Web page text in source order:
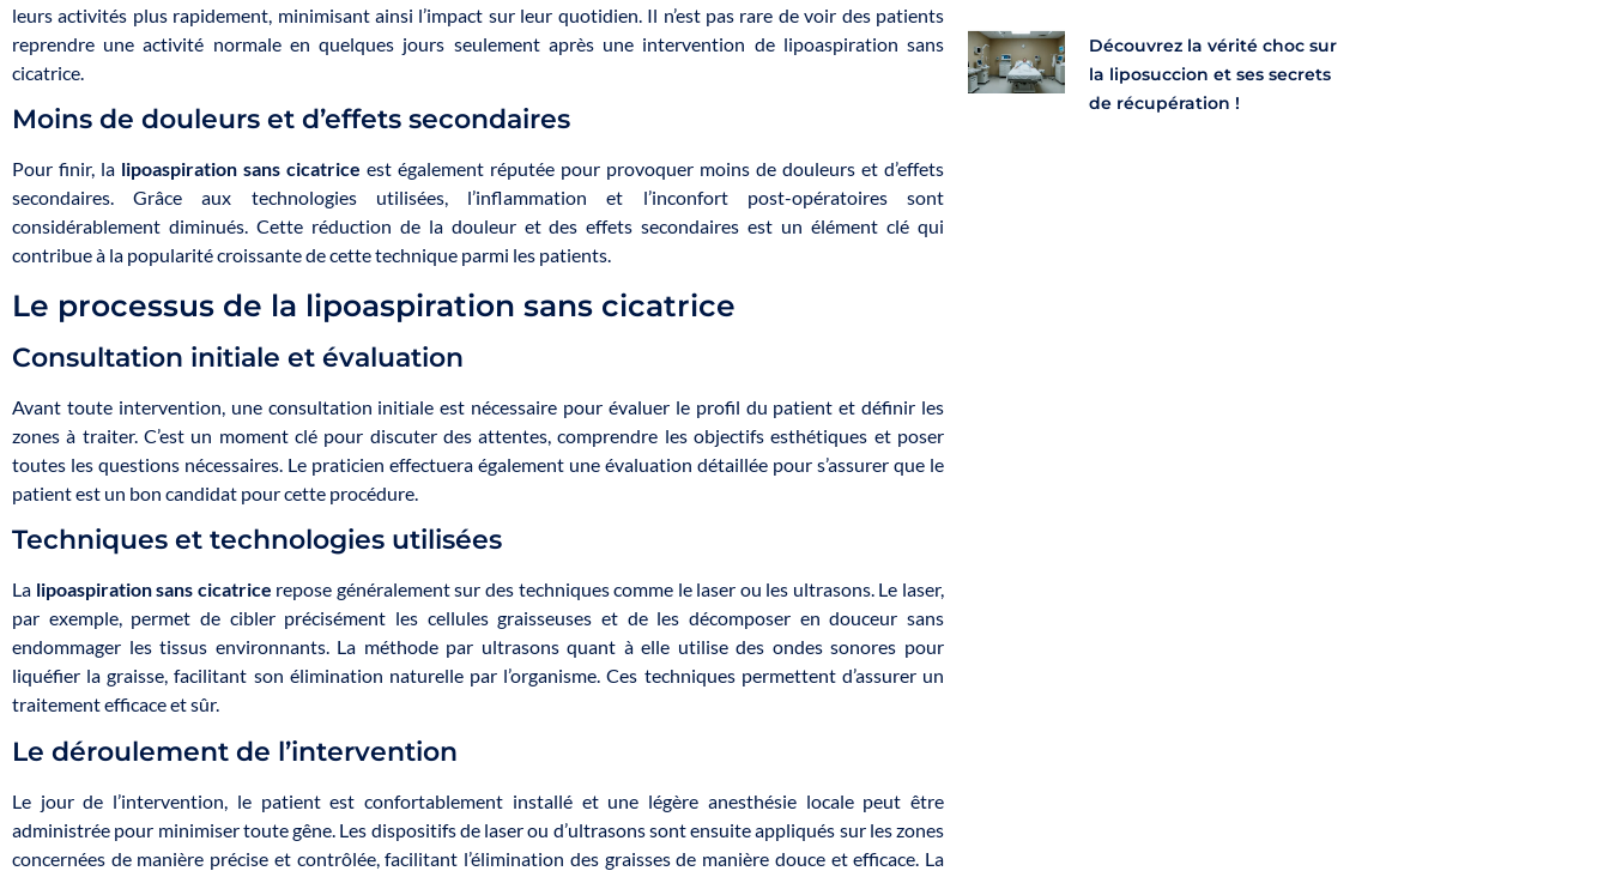
leurs activités plus rapidement, minimisant ainsi l’impact sur leur quotidien. Il n’est pas rare de voir des patients
reprendre une activité normale en quelques jours seulement après une intervention de lipoaspiration sans
cicatrice.
Moins de douleurs et d’effets secondaires
Pour finir, la lipoaspiration sans cicatrice est également réputée pour provoquer moins de douleurs et d’effets
secondaires. Grâce aux technologies utilisées, l’inflammation et l’inconfort post-opératoires sont
considérablement diminués. Cette réduction de la douleur et des effets secondaires est un élément clé qui
contribue à la popularité croissante de cette technique parmi les patients.
Le processus de la lipoaspiration sans cicatrice
Consultation initiale et évaluation
Avant toute intervention, une consultation initiale est nécessaire pour évaluer le profil du patient et définir les
zones à traiter. C’est un moment clé pour discuter des attentes, comprendre les objectifs esthétiques et poser
toutes les questions nécessaires. Le praticien effectuera également une évaluation détaillée pour s’assurer que le
patient est un bon candidat pour cette procédure.
Techniques et technologies utilisées
La lipoaspiration sans cicatrice repose généralement sur des techniques comme le laser ou les ultrasons. Le laser,
par exemple, permet de cibler précisément les cellules graisseuses et de les décomposer en douceur sans
endommager les tissus environnants. La méthode par ultrasons quant à elle utilise des ondes sonores pour
liquéfier la graisse, facilitant son élimination naturelle par l’organisme. Ces techniques permettent d’assurer un
traitement efficace et sûr.
Le déroulement de l’intervention
Le jour de l’intervention, le patient est confortablement installé et une légère anesthésie locale peut être
administrée pour minimiser toute gêne. Les dispositifs de laser ou d’ultrasons sont ensuite appliqués sur les zones
concernées de manière précise et contrôlée, facilitant l’élimination des graisses de manière douce et efficace. La
Découvrez la vérité choc sur
la liposuccion et ses secrets
de récupération !